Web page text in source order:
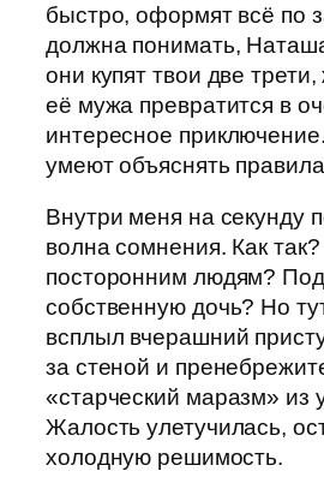
быстро, оформят всё по
должна понимать,
они купят твои две
её мужа превратится в
интересное
умеют объяснять
Внутри меня на секунду
волна сомнения. Как
посторонним людям?
собственную дочь? Но
всплыл вчерашний
за стеной и
«старческий маразм» из
Жалость улетучилась,
холодную решимость.